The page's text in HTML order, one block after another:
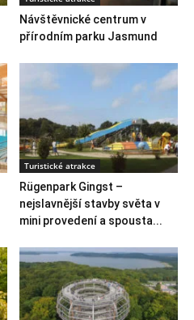
Návštěvnické centrum v
přírodním parku Jasmund
Turistické atrakce
Rügenpark Gingst –
nejslavnější stavby světa v
mini provedení a spousta...